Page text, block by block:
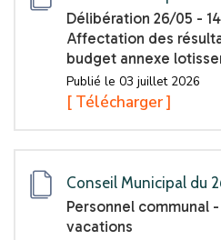
Délibération 26/05 -
Affectation des
budget annexe
Publié le 03 juillet 2026
[ Télécharger ]
Conseil Municipal du
Personnel communal
vacations